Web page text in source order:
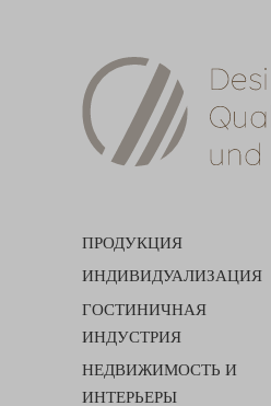
ПРОДУКЦИЯ
ИНДИВИДУАЛИЗАЦИЯ
ГОСТИНИЧНАЯ
ИНДУСТРИЯ
НЕДВИЖИМОСТЬ И
ИНТЕРЬЕРЫ